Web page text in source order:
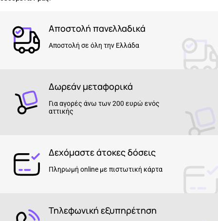
Αποστολή πανελλαδικά
Αποστολή σε όλη την Ελλάδα
Δωρεάν μεταφορικά
Για αγορές άνω των 200 ευρώ ενός
αττικής
Δεχόμαστε άτοκες δόσεις
Πληρωμή online με πιστωτική κάρτα
Τηλεφωνική εξυπηρέτηση